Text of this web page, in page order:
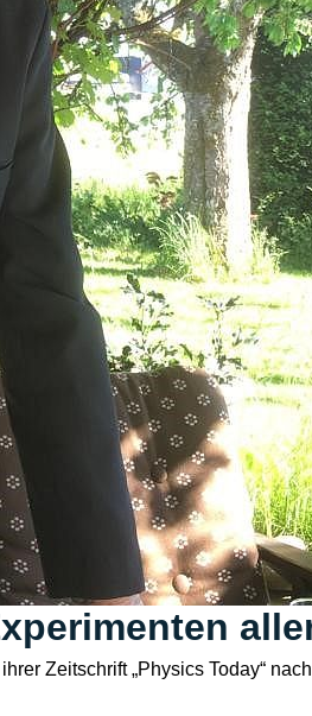
Zeitschrift „Physics Today“